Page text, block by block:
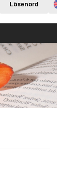
Lösenord